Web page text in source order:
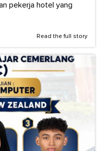
pekerja hotel yang
Read the full story